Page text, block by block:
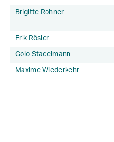
Brigitte Rohner
Erik Rösler
Golo Stadelmann
Maxime Wiederkehr